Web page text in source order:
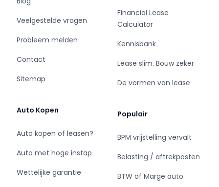
Veelgestelde vragen
Probleem melden
Contact
Sitemap
Auto Kopen
Auto kopen of leasen?
Auto met hoge instap
Wettelijke garantie
Financial Lease
Calculator
Kennisbank
Lease slim. Bouw zeker
De vormen van lease
Populair
BPM vrijstelling vervalt
Belasting / aftrekposten
BTW of Marge auto